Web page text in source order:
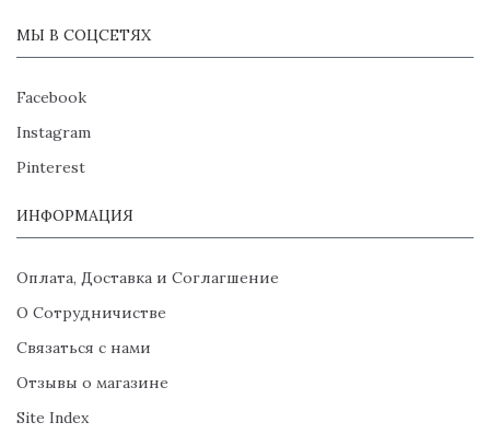
МЫ В СОЦСЕТЯХ
Facebook
Instagram
Pinterest
ИНФОРМАЦИЯ
Оплата, Доставка и Соглагшение
О Сотрудничистве
Связаться с нами
Отзывы о магазине
Site Index